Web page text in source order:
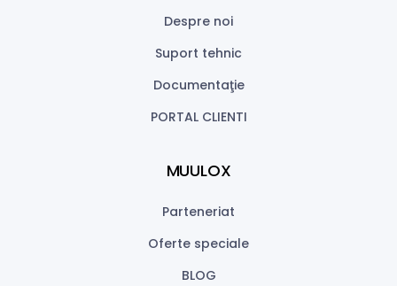
Despre noi
Suport tehnic
Documentaţie
PORTAL CLIENTI
MUULOX
Parteneriat
Oferte speciale
BLOG